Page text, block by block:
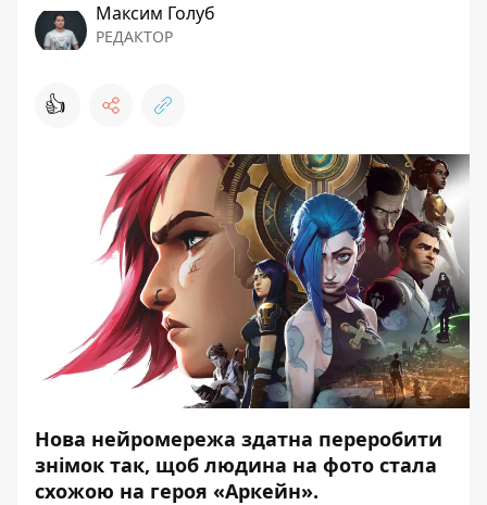
Максим Голуб
РЕДАКТОР
👍
Нова нейромережа здатна переробити
знімок так, щоб людина на фото стала
схожою на героя «Аркейн».